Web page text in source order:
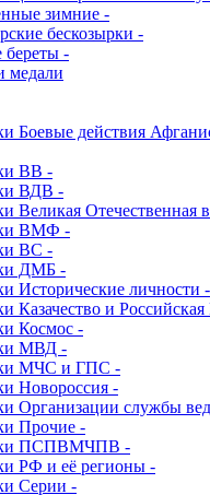
зимние -
бескозырки -
береты -
медали
Боевые действия
ВВ -
ВДВ -
Великая Отечественная
ВМФ -
ВС -
ДМБ -
Исторические личности -
Казачество и
Космос -
МВД -
МЧС и ГПС -
Новороссия -
Организации службы
Прочие -
ПСПВМЧПВ -
РФ и её регионы -
Серии -